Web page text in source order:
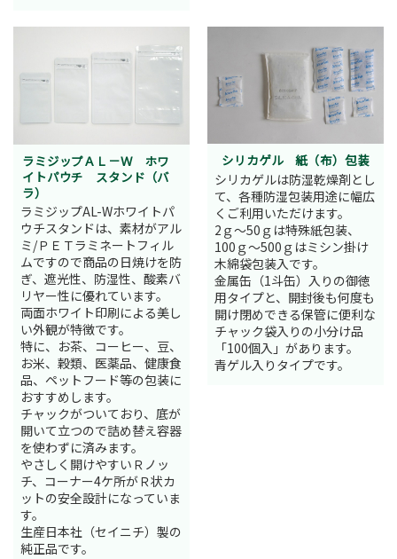
ラミジップＡＬ－Ｗ ホワ
イトパウチ スタンド（バ
ラ）
ラミジップAL-Wホワイトパ
ウチスタンドは、素材がアル
ミ/ＰＥＴラミネートフィル
ムですので商品の日焼けを防
ぎ、遮光性、防湿性、酸素バ
リヤー性に優れています。
両面ホワイト印刷による美し
い外観が特徴です。
特に、お茶、コーヒー、豆、
お米、穀類、医薬品、健康食
品、ペットフード等の包装に
おすすめします。
チャックがついており、底が
開いて立つので詰め替え容器
を使わずに済みます。
やさしく開けやすいＲノッ
チ、コーナー4ケ所がＲ状カ
ットの安全設計になっていま
す。
生産日本社（セイニチ）製の
純正品です。
シリカゲル 紙（布）包装
シリカゲルは防湿乾燥剤とし
て、各種防湿包装用途に幅広
くご利用いただけます。
2ｇ～50ｇは特殊紙包装、
100ｇ～500ｇはミシン掛け
木綿袋包装入です。
金属缶（1斗缶）入りの御徳
用タイプと、開封後も何度も
開け閉めできる保管に便利な
チャック袋入りの小分け品
「100個入」があります。
青ゲル入りタイプです。